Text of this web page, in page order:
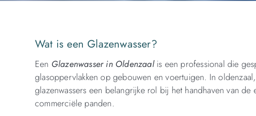
Wat is een Glazenwasser?
Een Glazenwasser in Oldenzaalis een professional die
glasoppervlakken op gebouwen en voertuigen. In
glazenwassers een belangrijke rol bij het handhaven van
commerciële panden.